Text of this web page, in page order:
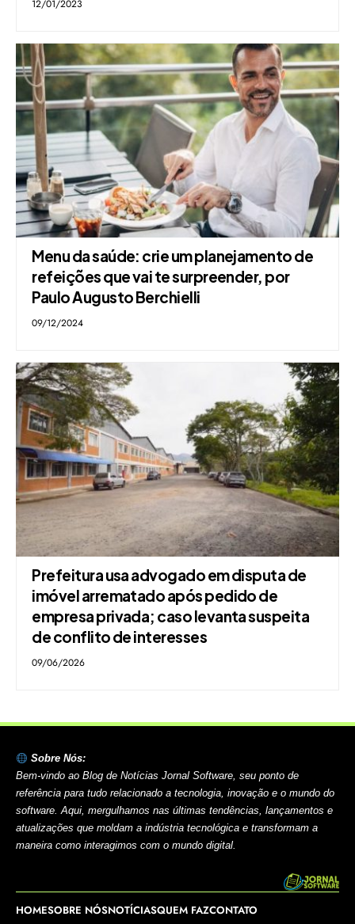
12/01/2023
Menu da saúde: crie um planejamento de
refeições que vai te surpreender, por
Paulo Augusto Berchielli
09/12/2024
Prefeitura usa advogado em disputa de
imóvel arrematado após pedido de
empresa privada; caso levanta suspeita
de conflito de interesses
09/06/2026
Sobre Nós:
Bem-vindo ao Blog de Notícias Jornal Software, seu ponto de
referência para tudo relacionado a tecnologia, inovação e o mundo do
software. Aqui, mergulhamos nas últimas tendências, lançamentos e
atualizações que moldam a indústria tecnológica e transformam a
maneira como interagimos com o mundo digital.
HOMESOBRE NÓSNOTÍCIASQUEM FAZCONTATO